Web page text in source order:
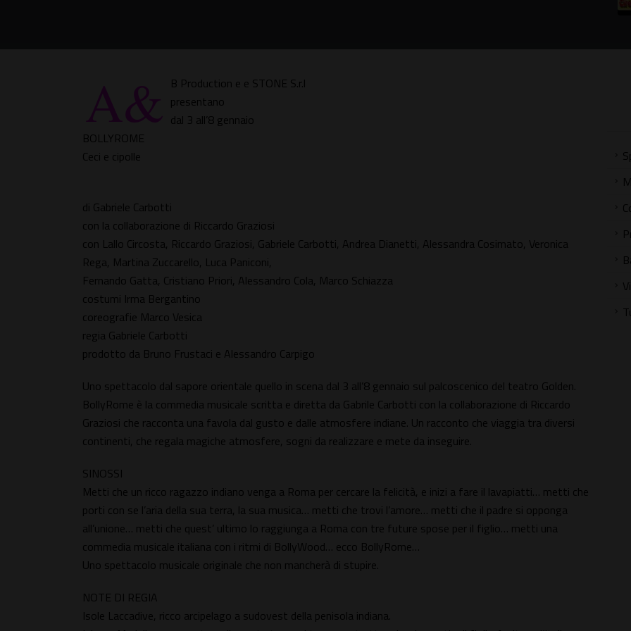
A& B Production e e STONE S.r.l
presentano
dal 3 all’8 gennaio
BOLLYROME
Ceci e cipolle
di Gabriele Carbotti
con la collaborazione di Riccardo Graziosi
con Lallo Circosta, Riccardo Graziosi, Gabriele Carbotti, Andrea Dianetti, Alessandra Cosimato, Veronica
Rega, Martina Zuccarello, Luca Paniconi,
Fernando Gatta, Cristiano Priori, Alessandro Cola, Marco Schiazza
costumi Irma Bergantino
coreografie Marco Vesica
regia Gabriele Carbotti
prodotto da Bruno Frustaci e Alessandro Carpigo
Uno spettacolo dal sapore orientale quello in scena dal 3 all’8 gennaio sul palcoscenico del teatro Golden.
BollyRome è la commedia musicale scritta e diretta da Gabrile Carbotti con la collaborazione di Riccardo
Graziosi che racconta una favola dal gusto e dalle atmosfere indiane. Un racconto che viaggia tra diversi
continenti, che regala magiche atmosfere, sogni da realizzare e mete da inseguire.
SINOSSI
Metti che un ricco ragazzo indiano venga a Roma per cercare la felicità, e inizi a fare il lavapiatti… metti che
porti con se l’aria della sua terra, la sua musica… metti che trovi l’amore… metti che il padre si opponga
all’unione… metti che quest’ ultimo lo raggiunga a Roma con tre future spose per il figlio… metti una
commedia musicale italiana con i ritmi di BollyWood… ecco BollyRome…
Uno spettacolo musicale originale che non mancherà di stupire.
NOTE DI REGIA
Isole Laccadive, ricco arcipelago a sudovest della penisola indiana.